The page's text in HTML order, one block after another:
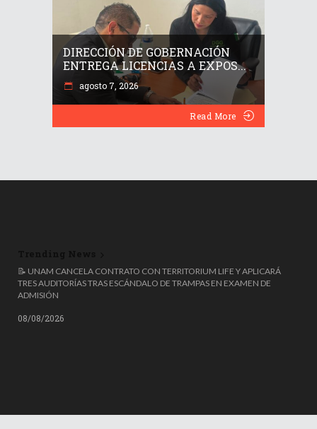
DIRECCIÓN DE GOBERNACIÓN
ENTREGA LICENCIAS A EXPOS...
agosto 7, 2026
Read More
📝 UNAM CANCELA CONTRATO CON TERRITORIUM LIFE Y APLICARÁ
TRES AUDITORÍAS TRAS ESCÁNDALO DE TRAMPAS EN EXAMEN DE
ADMISIÓN
08/08/2026